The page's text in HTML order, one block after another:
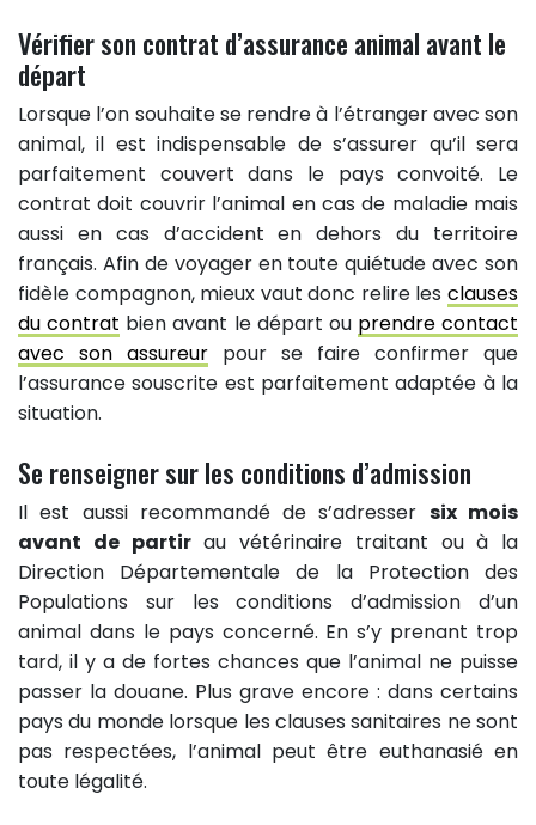
Vérifier son contrat d’assurance animal avant le
départ
Lorsque l’on souhaite se rendre à l’étranger avec son
animal, il est indispensable de s’assurer qu’il sera
parfaitement couvert dans le pays convoité. Le
contrat doit couvrir l’animal en cas de maladie mais
aussi en cas d’accident en dehors du territoire
français. Afin de voyager en toute quiétude avec son
fidèle compagnon, mieux vaut donc relire les clauses
du contrat bien avant le départ ou prendre contact
avec son assureur pour se faire confirmer que
l’assurance souscrite est parfaitement adaptée à la
situation.
Se renseigner sur les conditions d’admission
Il est aussi recommandé de s’adresser six mois
avant de partirau vétérinaire traitant ou à la
Direction Départementale de la Protection des
Populations sur les conditions d’admission d’un
animal dans le pays concerné. En s’y prenant trop
tard, il y a de fortes chances que l’animal ne puisse
passer la douane. Plus grave encore : dans certains
pays du monde lorsque les clauses sanitaires ne sont
pas respectées, l’animal peut être euthanasié en
toute légalité.